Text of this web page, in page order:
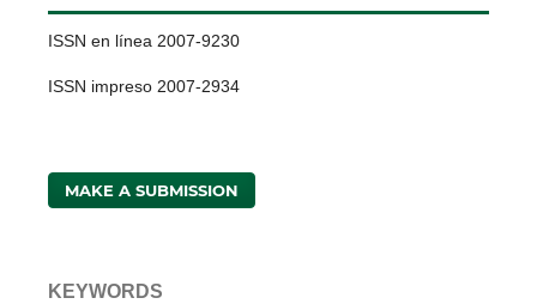
ISSN en línea 2007-9230
ISSN impreso 2007-2934
MAKE A SUBMISSION
KEYWORDS